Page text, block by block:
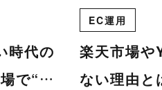
時代の
で“売
EC運用
楽天市場
ない理由と